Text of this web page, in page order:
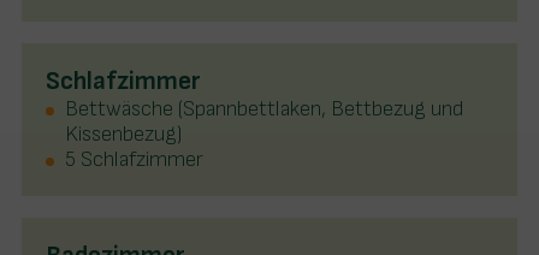
Schlafzimmer
Bettwäsche (Spannbettlaken, Bettbezug und
Kissenbezug)
5 Schlafzimmer